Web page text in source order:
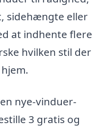
sidehængte eller
at indhente flere
hvilken stil der
nye-vinduer-
3 gratis og